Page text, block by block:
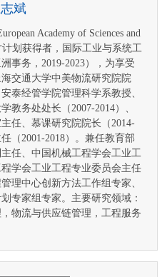
斌
Academy of Sciences and
划获得者，国际工业与系统工
事务，2019-2023），为享受
交通大学中美物流研究院院
泰经管学院管理科学系教授、
教务处处长（2007-2014）、
任、慕课研究院院长（2014-
（2001-2018）。兼任教育部
任、中国机械工程学会工业工
学会工业工程专业委员会主任
理中心创新方法工作组专家、
专家组专家。主要研究领域：
物流与供应链管理，工程服务